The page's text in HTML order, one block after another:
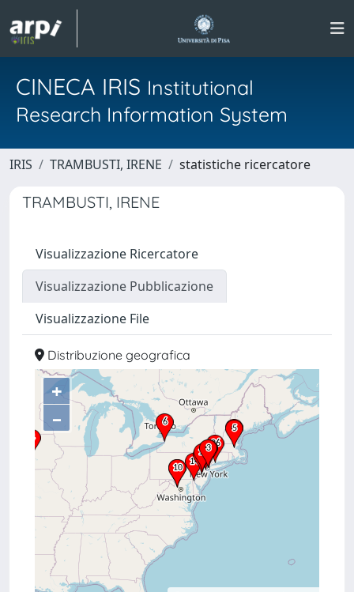
CINECA IRIS Institutional
Research Information System
IRIS TRAMBUSTI, IRENE statistiche ricercatore
TRAMBUSTI, IRENE
Visualizzazione Ricercatore
Visualizzazione Pubblicazione
Visualizzazione File
Distribuzione geografica
+
–